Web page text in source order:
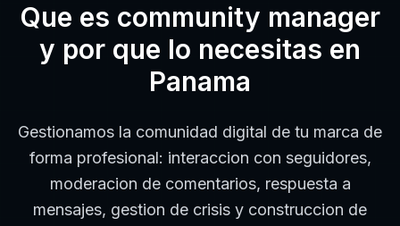
Que es community manager
y por que lo necesitas en
Panama
Gestionamos la comunidad digital de tu marca de
forma profesional: interaccion con seguidores,
moderacion de comentarios, respuesta a
mensajes, gestion de crisis y construccion de